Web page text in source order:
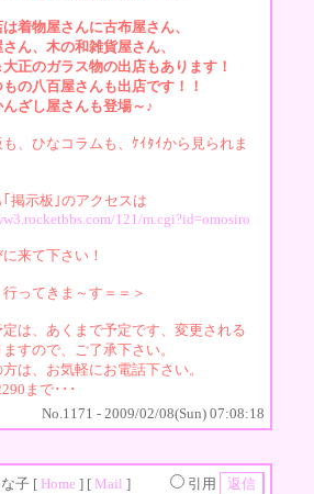
着物屋さんに古布屋さん、
ん、木の和雑貨屋さん、
正のガラス物の出店もあります！
の八百屋さんも出店です！！
ざし屋さんも登場～♪
、ひなコラムも、ｹｲﾀｲから見られま
掲示板｣のアクセスは
121/m.cgi?id=omosiro
来て下さい！
ってきま～す＝＝＞
は、あくまで予定です、変更される
すので、ご了承下さい。
は、お気軽にお電話下さい。
まで･･･
No.1171 - 2009/02/08(Sun) 07:08:18
子 [Home ] [ Mail ] 引用